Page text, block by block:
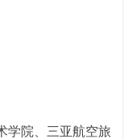
学院、三亚航空旅